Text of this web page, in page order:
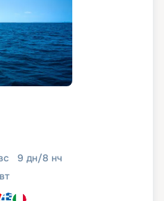
9 дн/8 нч
вт